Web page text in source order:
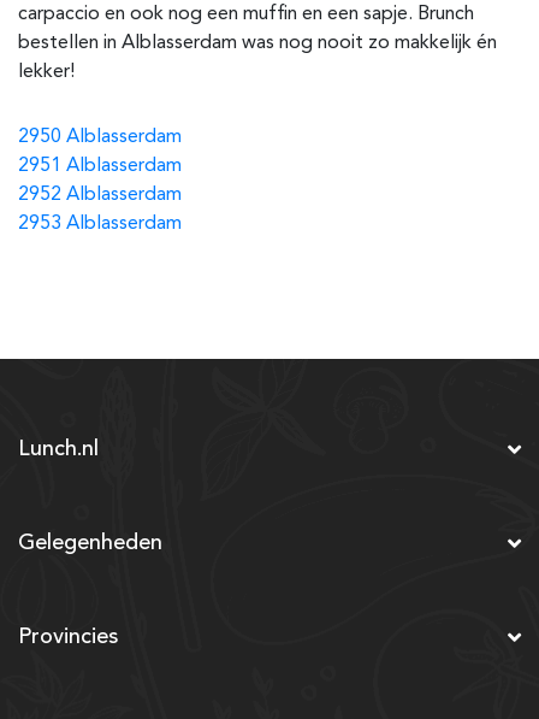
carpaccio en ook nog een muffin en een sapje. Brunch
bestellen in Alblasserdam was nog nooit zo makkelijk én
lekker!
2950 Alblasserdam
2951 Alblasserdam
2952 Alblasserdam
2953 Alblasserdam
Lunch.nl
Gelegenheden
Provincies